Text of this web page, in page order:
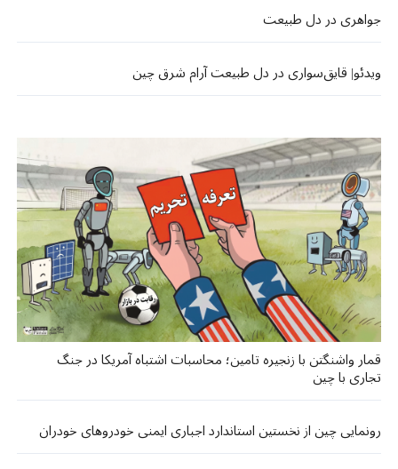
جواهری در دل طبیعت
ویدئو| قایق‌سواری در دل طبیعت آرام شرق چین
قمار واشنگتن با زنجیره تامین؛ محاسبات اشتباه آمریکا در جنگ
تجاری با چین
رونمایی چین از نخستین استاندارد اجباری ایمنی خودروهای خودران